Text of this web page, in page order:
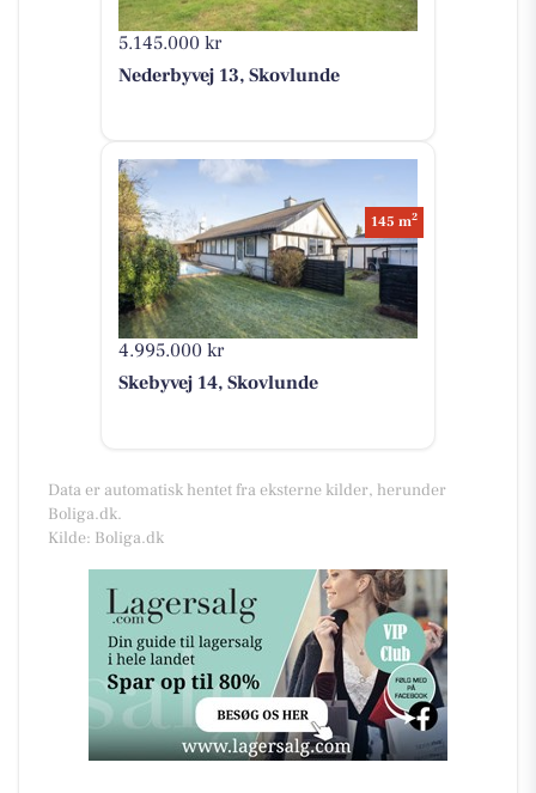
5.145.000 kr
Nederbyvej 13, Skovlunde
4.995.000 kr
145 m2
Skebyvej 14, Skovlunde
Data er automatisk hentet fra eksterne kilder, herunder
Boliga.dk.
Kilde: Boliga.dk